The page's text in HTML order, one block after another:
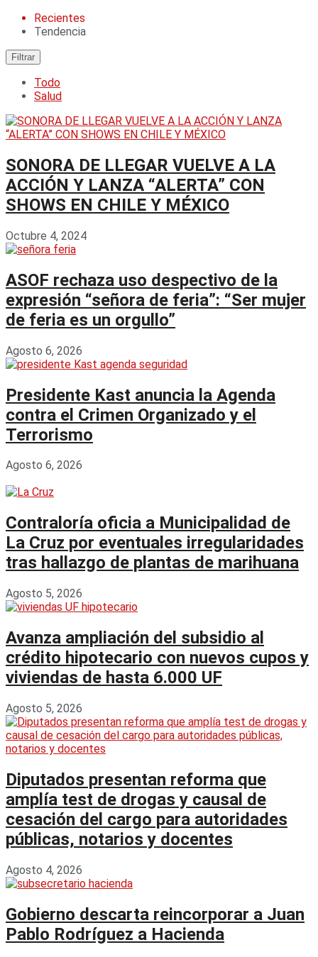
Recientes
Tendencia
Filtrar
Todo
Salud
SONORA DE LLEGAR VUELVE A LA
ACCIÓN Y LANZA “ALERTA” CON
SHOWS EN CHILE Y MÉXICO
Octubre 4, 2024
ASOF rechaza uso despectivo de la
expresión “señora de feria”: “Ser mujer
de feria es un orgullo”
Agosto 6, 2026
Presidente Kast anuncia la Agenda
contra el Crimen Organizado y el
Terrorismo
Agosto 6, 2026
Contraloría oficia a Municipalidad de
La Cruz por eventuales irregularidades
tras hallazgo de plantas de marihuana
Agosto 5, 2026
Avanza ampliación del subsidio al
crédito hipotecario con nuevos cupos y
viviendas de hasta 6.000 UF
Agosto 5, 2026
Diputados presentan reforma que
amplía test de drogas y causal de
cesación del cargo para autoridades
públicas, notarios y docentes
Agosto 4, 2026
Gobierno descarta reincorporar a Juan
Pablo Rodríguez a Hacienda